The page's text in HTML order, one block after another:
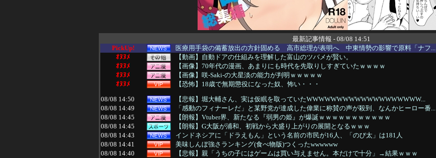
最新記事情報 - 08/08 14:51
PickUp!
医療用手袋の備蓄放出の方針固める 高市総理が表明へ 中東情勢の影響で原料「ナフ...
ｵﾇﾇﾒ
【動画】自動ドアの仕組みを理解した富山のツバメが賢い。
ｵﾇﾇﾒ
【画像】70年代の漫画、あまりにも時代を先取りしすぎていたｗｗｗｗ
ｵﾇﾇﾒ
【画像】咲-Saki-の大星淡の能力が判明ｗｗｗｗｗ
ｵﾇﾇﾒ
【恐怖】18歳で無期懲役になった奴、怖い・・・
08/08 14:50
【悲報】堀大輔さん、実は仮眠を取っていたWWWWWWWWWWWWWWWWWWW...
08/08 14:49
「感動のフィナーレだ」と某野党が達成した偉業に称賛の声が殺到、なんかヒーロー番...
08/08 14:45
【朗報】Vtuber界、新たなる『弱男の姫』が爆誕ｗｗｗｗｗｗｗｗｗｗｗ
08/08 14:45
【朗報】G大阪が浦和、初戦から大盛り上がりの展開となるｗｗｗ
08/08 14:43
インドネシアに「ドラえもん」という名前の市民が16人、「のび太」は181人
08/08 14:41
美味しんぼ強さランキング(食べ物版)つくったwwwwww
08/08 14:40
【悲報】親「うちの子にはゲームは買い与えません。本だけで十分」→結果ｗｗｗ